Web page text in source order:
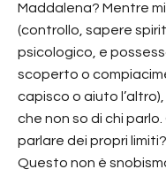
Maddalena? Mentre
(controllo, sapere
psicologico, e
scoperto o
capisco o aiuto
che non so di chi
parlare dei propri
Questo non è